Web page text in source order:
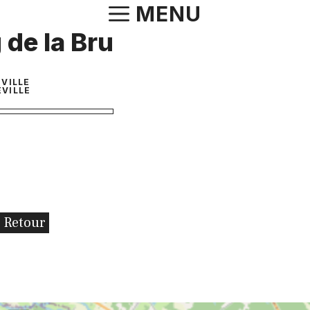
contenu
MENU
la Bru
Retour